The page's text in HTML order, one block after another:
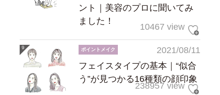
ント｜美容のプロに聞いてみ
ました！
10467 view
2021/08/11
ポイントメイク
フェイスタイプの基本｜“似合
う”が見つかる16種類の顔印象
238957 view